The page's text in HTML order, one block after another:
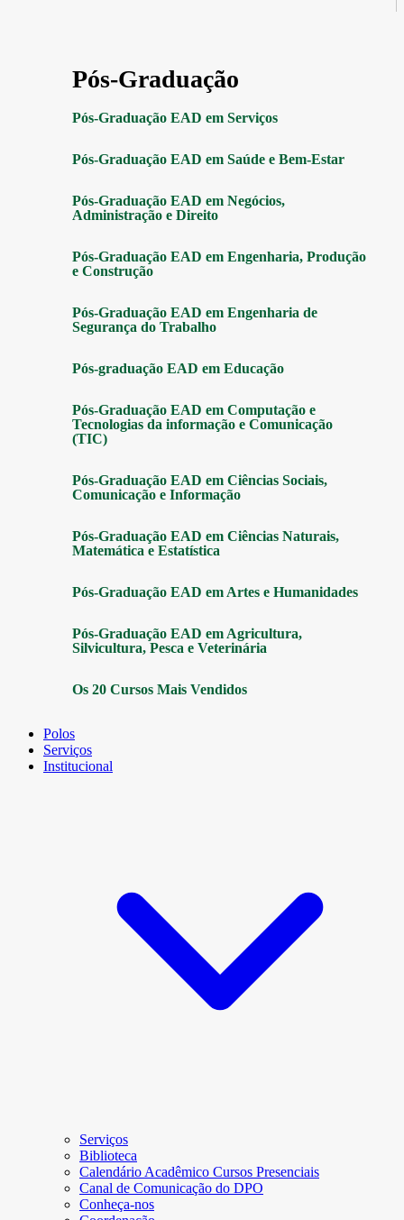
Pós-Graduação
Pós-Graduação EAD em Serviços
Pós-Graduação EAD em Saúde e Bem-Estar
Pós-Graduação EAD em Negócios,
Administração e Direito
Pós-Graduação EAD em Engenharia, Produção
e Construção
Pós-Graduação EAD em Engenharia de
Segurança do Trabalho
Pós-graduação EAD em Educação
Pós-Graduação EAD em Computação e
Tecnologias da informação e Comunicação
(TIC)
Pós-Graduação EAD em Ciências Sociais,
Comunicação e Informação
Pós-Graduação EAD em Ciências Naturais,
Matemática e Estatística
Pós-Graduação EAD em Artes e Humanidades
Pós-Graduação EAD em Agricultura,
Silvicultura, Pesca e Veterinária
Os 20 Cursos Mais Vendidos
Polos
Serviços
Institucional
Serviços
Biblioteca
Calendário Acadêmico Cursos Presenciais
Canal de Comunicação do DPO
Conheça-nos